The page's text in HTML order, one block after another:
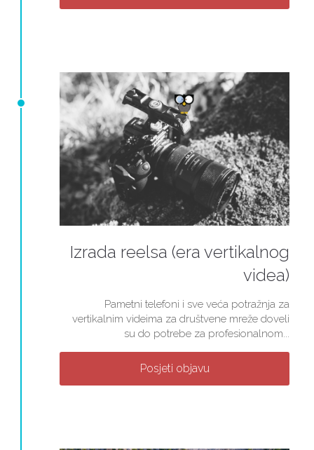
Izrada reelsa (era vertikalnog
videa)
Pametni telefoni i sve veća potražnja za
vertikalnim videima za društvene mreže doveli
su do potrebe za profesionalnom...
Posjeti objavu